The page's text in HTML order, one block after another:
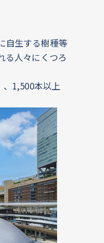
自生する樹種等
る人々にくつろ
1,500本以上